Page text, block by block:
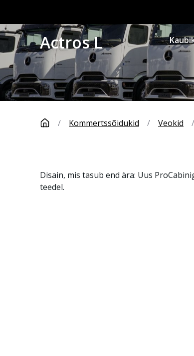
Actros L
/ Kommertssõidukid / Veokid /
Disain, mis tasub end ära: Uus
teedel.